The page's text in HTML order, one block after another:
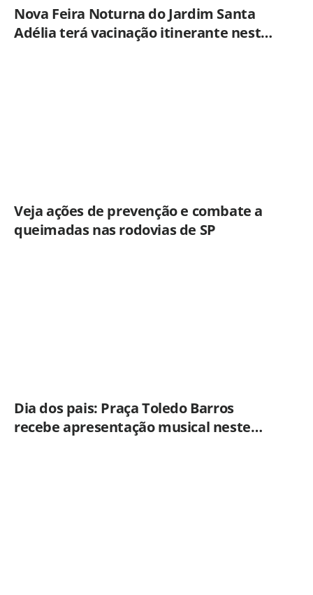
Nova Feira Noturna do Jardim Santa
Adélia terá vacinação itinerante nesta
Veja ações de prevenção e combate a
queimadas nas rodovias de SP
Dia dos pais: Praça Toledo Barros
recebe apresentação musical neste